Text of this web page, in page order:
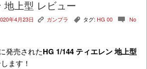
地上型 レビュー
年4月23日 K ガンプラ , タグ: HG 00 c No
発売されたHG 1/144 ティエレン 地上型
ます！